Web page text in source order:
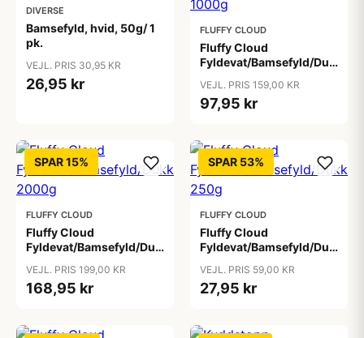
DIVERSE
Bamsefyld, hvid, 50g/ 1
pk.
VEJL. PRIS 30,95 KR
26,95 kr
FLUFFY CLOUD
Fluffy Cloud
Fyldevat/Bamsefyld/
VEJL. PRIS 159,00 KR
97,95 kr
SPAR 15%
FLUFFY CLOUD
Fluffy Cloud
Fyldevat/Bamsefyld/Dukkefyld/Pudefyld/Vat
VEJL. PRIS 199,00 KR
168,95 kr
SPAR 53%
FLUFFY CLOUD
Fluffy Cloud
Fyldevat/Bamsefyld/
VEJL. PRIS 59,00 KR
27,95 kr